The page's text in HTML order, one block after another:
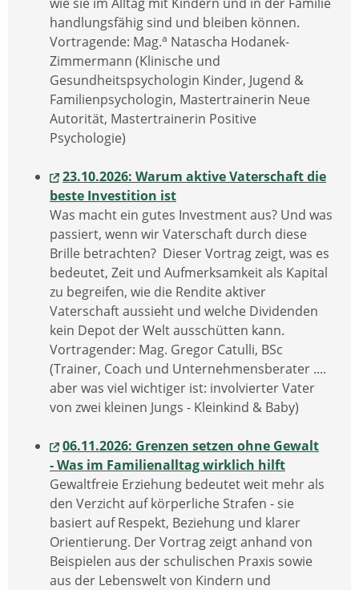
handlungsfähig sind und bleiben können.
Vortragende: Mag.a Natascha Hodanek-
Zimmermann (Klinische und
Gesundheitspsychologin Kinder, Jugend &
Familienpsychologin, Mastertrainerin Neue
Autorität, Mastertrainerin Positive
Psychologie)
23.10.2026: Warum aktive Vaterschaft die
beste Investition ist
Was macht ein gutes Investment aus? Und was
passiert, wenn wir Vaterschaft durch diese
Brille betrachten? Dieser Vortrag zeigt, was es
bedeutet, Zeit und Aufmerksamkeit als Kapital
zu begreifen, wie die Rendite aktiver
Vaterschaft aussieht und welche Dividenden
kein Depot der Welt ausschütten kann.
Vortragender: Mag. Gregor Catulli, BSc
(Trainer, Coach und Unternehmensberater ....
aber was viel wichtiger ist: involvierter Vater
von zwei kleinen Jungs - Kleinkind & Baby)
06.11.2026: Grenzen setzen ohne Gewalt
- Was im Familienalltag wirklich hilft
Gewaltfreie Erziehung bedeutet weit mehr als
den Verzicht auf körperliche Strafen - sie
basiert auf Respekt, Beziehung und klarer
Orientierung. Der Vortrag zeigt anhand von
Beispielen aus der schulischen Praxis sowie
aus der Lebenswelt von Kindern und